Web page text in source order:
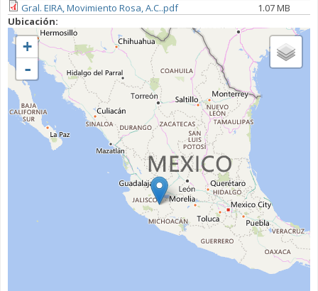
Gral. EIRA, Movimiento Rosa, A.C..pdf
1.07 MB
Ubicación:
+
-